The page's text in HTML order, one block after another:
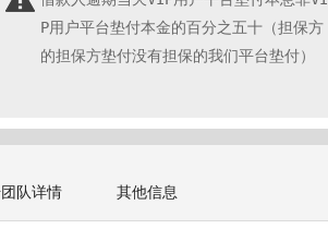
P用户平台垫付本金的百分之五十（担保方
的担保方垫付没有担保的我们平台垫付）
队详情 其他信息